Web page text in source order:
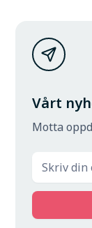
Vårt
Motta